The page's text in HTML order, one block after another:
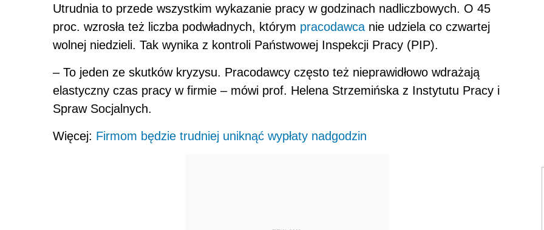
Utrudnia to przede wszystkim wykazanie pracy w godzinach nadliczbowych. O 45
proc. wzrosła też liczba podwładnych, którym pracodawca nie udziela co czwartej
wolnej niedzieli. Tak wynika z kontroli Państwowej Inspekcji Pracy (PIP).
– To jeden ze skutków kryzysu. Pracodawcy często też nieprawidłowo wdrażają
elastyczny czas pracy w firmie – mówi prof. Helena Strzemińska z Instytutu Pracy i
Spraw Socjalnych.
Więcej: Firmom będzie trudniej uniknąć wypłaty nadgodzin